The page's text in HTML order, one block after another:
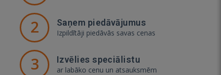
2 Saņem piedāvājumus
Izpildītāji piedāvās savas cenas
3 Izvēlies speciālistu
ar labāko cenu un atsauksmēm